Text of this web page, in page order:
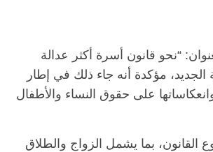
“نحو قانون أسرة أكثر عدالة
مؤكدة أنه جاء ذلك في إطار
على حقوق النساء والأطفال
بما يشمل الزواج والطلاق